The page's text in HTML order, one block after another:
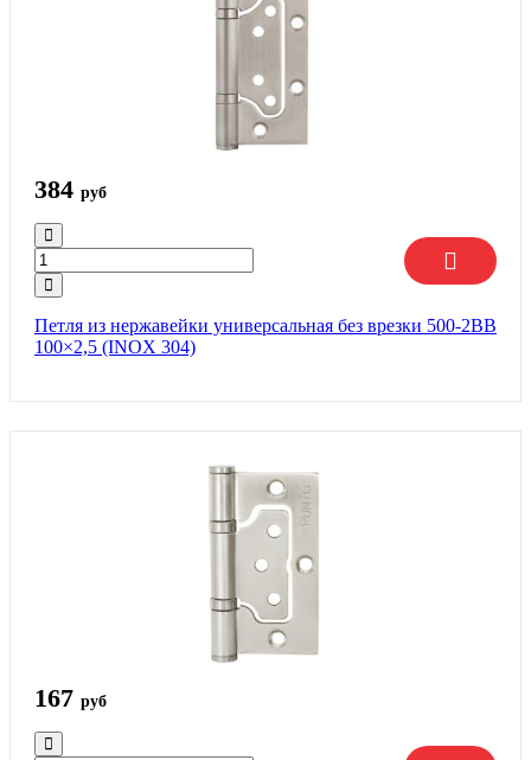
384 руб
Петля из нержавейки универсальная без врезки 500-2BB
100×2,5 (INOX 304)
167 руб